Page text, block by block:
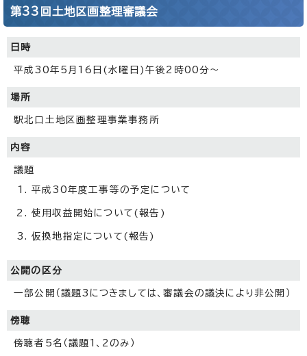
第33回土地区画整理審議会
日時
平成30年5月16日(水曜日)午後2時00分～
場所
駅北口土地区画整理事業事務所
内容
議題
平成30年度工事等の予定について
使用収益開始について(報告)
仮換地指定について(報告)
公開の区分
一部公開（議題3につきましては、審議会の議決により非公開）
傍聴
傍聴者5名（議題1、2のみ）